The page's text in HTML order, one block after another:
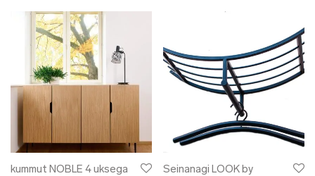
kummut NOBLE 4 uksega
Seinanagi LOOK by